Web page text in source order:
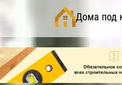
Дома под